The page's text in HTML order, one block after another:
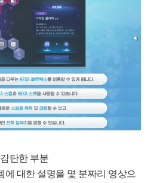
탄한 부분
에 대한 설명을 몇 분짜리 영상으